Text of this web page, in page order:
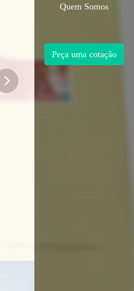
Quem Somos
Peça uma cotação